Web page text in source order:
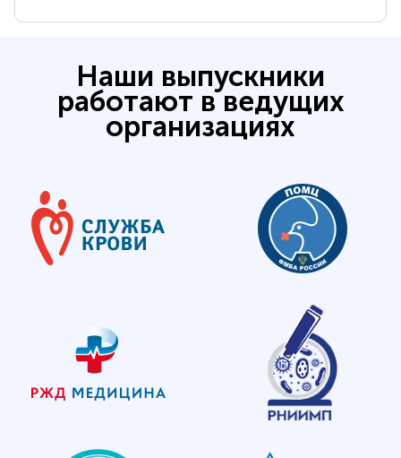
Наши выпускники
работают в ведущих
организациях